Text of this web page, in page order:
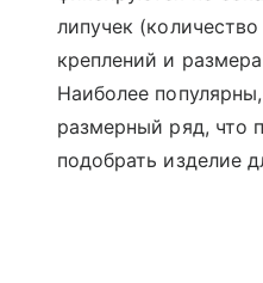
липучек
креплений и
Наиболее
размерный ряд, что
подобрать изделие